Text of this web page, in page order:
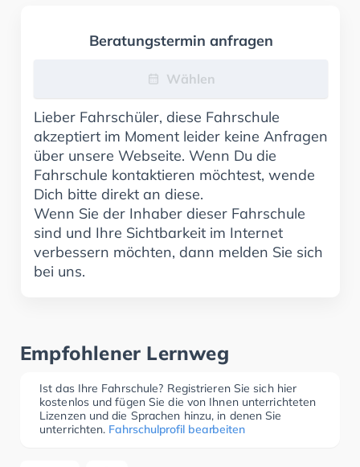
Beratungstermin anfragen
Wählen
Lieber Fahrschüler, diese Fahrschule
akzeptiert im Moment leider keine Anfragen
über unsere Webseite. Wenn Du die
Fahrschule kontaktieren möchtest, wende
Dich bitte direkt an diese.
Wenn Sie der Inhaber dieser Fahrschule
sind und Ihre Sichtbarkeit im Internet
verbessern möchten, dann melden Sie sich
bei uns.
Empfohlener Lernweg
Ist das Ihre Fahrschule? Registrieren Sie sich hier
kostenlos und fügen Sie die von Ihnen unterrichteten
Lizenzen und die Sprachen hinzu, in denen Sie
unterrichten. Fahrschulprofil bearbeiten